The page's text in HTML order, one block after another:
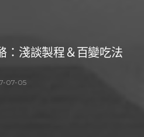
：淺談製程＆百變吃法
07-05